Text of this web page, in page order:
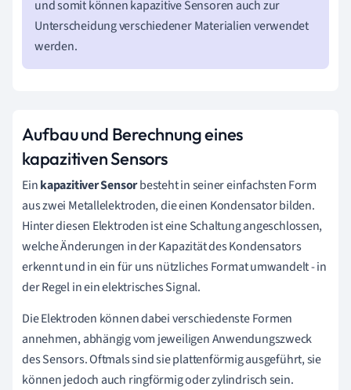
und somit können kapazitive Sensoren auch zur
Unterscheidung verschiedener Materialien verwendet
werden.
Aufbau und Berechnung eines
kapazitiven Sensors
Einkapazitiver Sensorbesteht in seiner einfachsten Form
aus zwei Metallelektroden, die einen Kondensator bilden.
Hinter diesen Elektroden ist eine Schaltung angeschlossen,
welche Änderungen in der Kapazität des Kondensators
erkennt und in ein für uns nützliches Format umwandelt - in
der Regel in ein elektrisches Signal.
Die Elektroden können dabei verschiedenste Formen
annehmen, abhängig vom jeweiligen Anwendungszweck
des Sensors. Oftmals sind sie plattenförmig ausgeführt, sie
können jedoch auch ringförmig oder zylindrisch sein.